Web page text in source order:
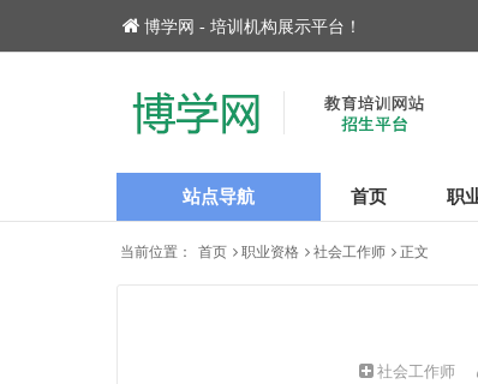
博学网 - 培训机构展示平台！
站点导航 首页 职
当前位置： 首页 职业资格 社会工作师 正文
社会工作师